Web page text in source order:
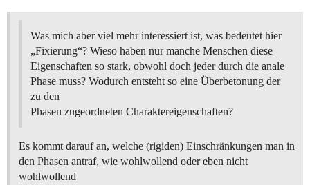
Was mich aber viel mehr interessiert ist, was bedeutet hier
„Fixierung“? Wieso haben nur manche Menschen diese
Eigenschaften so stark, obwohl doch jeder durch die anale
Phase muss? Wodurch entsteht so eine Überbetonung der
zu den
Phasen zugeordneten Charaktereigenschaften?
Es kommt darauf an, welche (rigiden) Einschränkungen man in
den Phasen antraf, wie wohlwollend oder eben nicht
wohlwollend